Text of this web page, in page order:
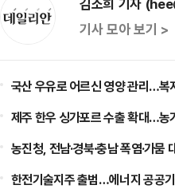
기사 모아 보기 >
국산 우유로 어르신 영양 관리…복
제주 한우 싱가포르 수출 확대…농
농진청, 전남·경북·충남 폭염·가뭄
한전기술지주 출범…에너지 공공